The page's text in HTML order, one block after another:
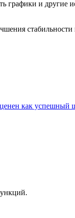
графики и другие
как успешный